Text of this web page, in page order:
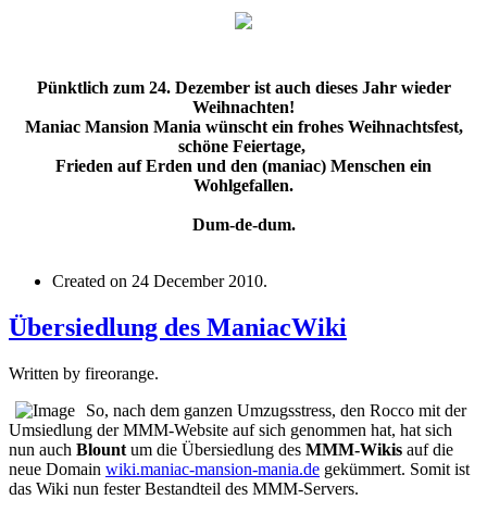
Pünktlich zum 24. Dezember ist auch dieses Jahr wieder
Weihnachten!
Maniac Mansion Mania wünscht ein frohes Weihnachtsfest,
schöne Feiertage,
Frieden auf Erden und den (maniac) Menschen ein
Wohlgefallen.
Dum-de-dum.
Created on 24 December 2010.
Übersiedlung des ManiacWiki
Written by fireorange.
So, nach dem ganzen Umzugsstress, den Rocco mit der
Umsiedlung der MMM-Website auf sich genommen hat, hat sich
nun auch Blount um die Übersiedlung des MMM-Wikis auf die
neue Domain wiki.maniac-mansion-mania.de gekümmert. Somit ist
das Wiki nun fester Bestandteil des MMM-Servers.